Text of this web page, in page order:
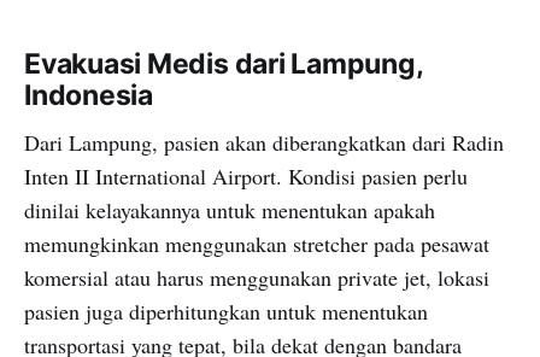
Evakuasi Medis dari Lampung,
Indonesia
Dari Lampung, pasien akan diberangkatkan dari Radin
Inten II International Airport. Kondisi pasien perlu
dinilai kelayakannya untuk menentukan apakah
memungkinkan menggunakan stretcher pada pesawat
komersial atau harus menggunakan private jet, lokasi
pasien juga diperhitungkan untuk menentukan
transportasi yang tepat, bila dekat dengan bandara